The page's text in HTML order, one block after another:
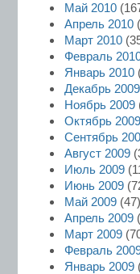
Май 2010
Апрель 2010
Март 2010
Февраль
Январь 2010
Декабрь 2009
Ноябрь 2009
Октябрь 2009
Сентябрь
Август 2009
Июль 2009
Июнь 2009
Май 2009 (47)
Апрель 2009
Март 2009
Февраль
Январь 2009